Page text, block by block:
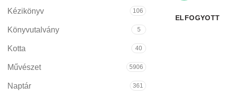
Kézikönyv 106
Könyvutalvány 5
Kotta 40
Művészet 5906
Naptár 361
ELFOGYOTT